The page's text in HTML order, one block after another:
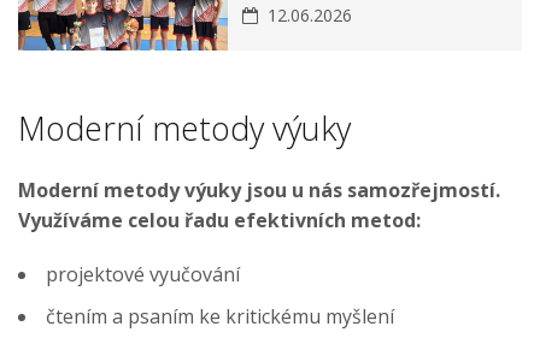
12.06.2026
Moderní metody výuky
Moderní metody výuky jsou u nás samozřejmostí.
Využíváme celou řadu efektivních metod:
projektové vyučování
čtením a psaním ke kritickému myšlení